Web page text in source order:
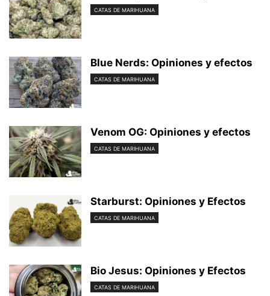
CATAS DE MARIHUANA
Blue Nerds: Opiniones y efectos
CATAS DE MARIHUANA
Venom OG: Opiniones y efectos
CATAS DE MARIHUANA
Starburst: Opiniones y Efectos
CATAS DE MARIHUANA
Bio Jesus: Opiniones y Efectos
CATAS DE MARIHUANA